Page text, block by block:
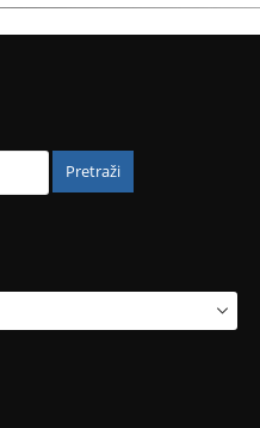
Pretraži